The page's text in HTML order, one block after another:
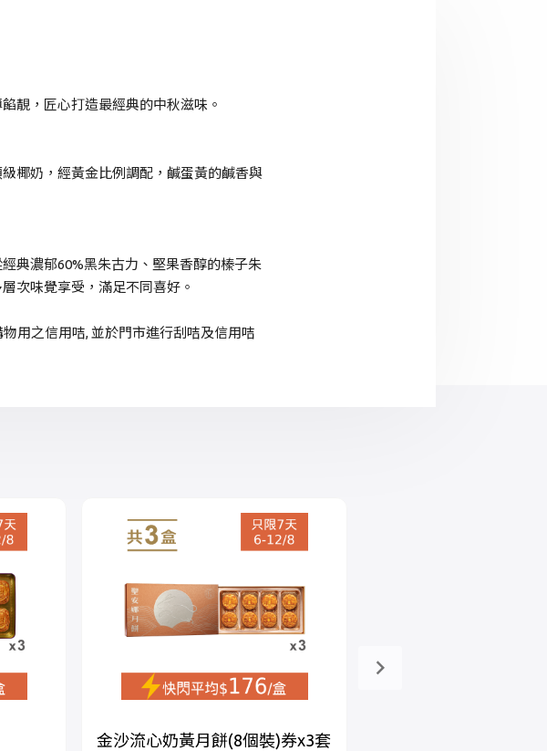
忘記密碼？
靚，匠心打造最經典的中秋滋味。
椰奶，經黃金比例調配，鹹蛋黃的鹹香與
典濃郁60%黑朱古力、堅果香醇的榛子朱
次味覺享受，滿足不同喜好。
用之信用咭, 並於門市進行刮咭及信用咭
金沙流心奶黃月餅(8個裝)券x3套